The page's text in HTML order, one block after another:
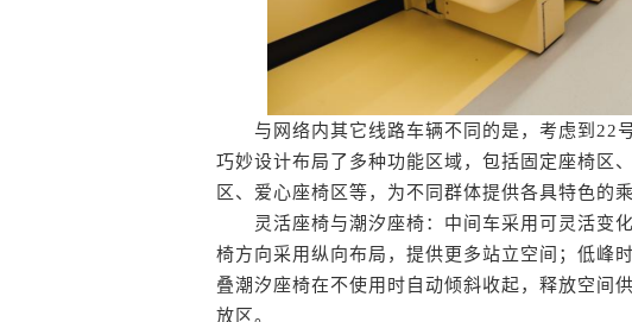
与网络内其它线路车辆不同的是，考虑到22
巧妙设计布局了多种功能区域，包括固定座椅区
区、爱心座椅区等，为不同群体提供各具特色的乘
灵活座椅与潮汐座椅：中间车采用可灵活变化
椅方向采用纵向布局，提供更多站立空间；低峰
叠潮汐座椅在不使用时自动倾斜收起，释放空间
放区。